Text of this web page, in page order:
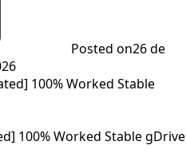
Posted on26 de
100% Worked Stable gDrive